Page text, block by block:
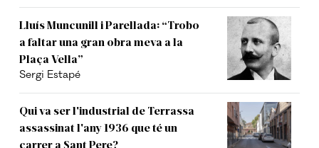
Lluís Muncunill i Parellada: “Trobo
a faltar una gran obra meva a la
Plaça Vella”
Sergi Estapé
Qui va ser l'industrial de Terrassa
assassinat l'any 1936 que té un
carrer a Sant Pere?